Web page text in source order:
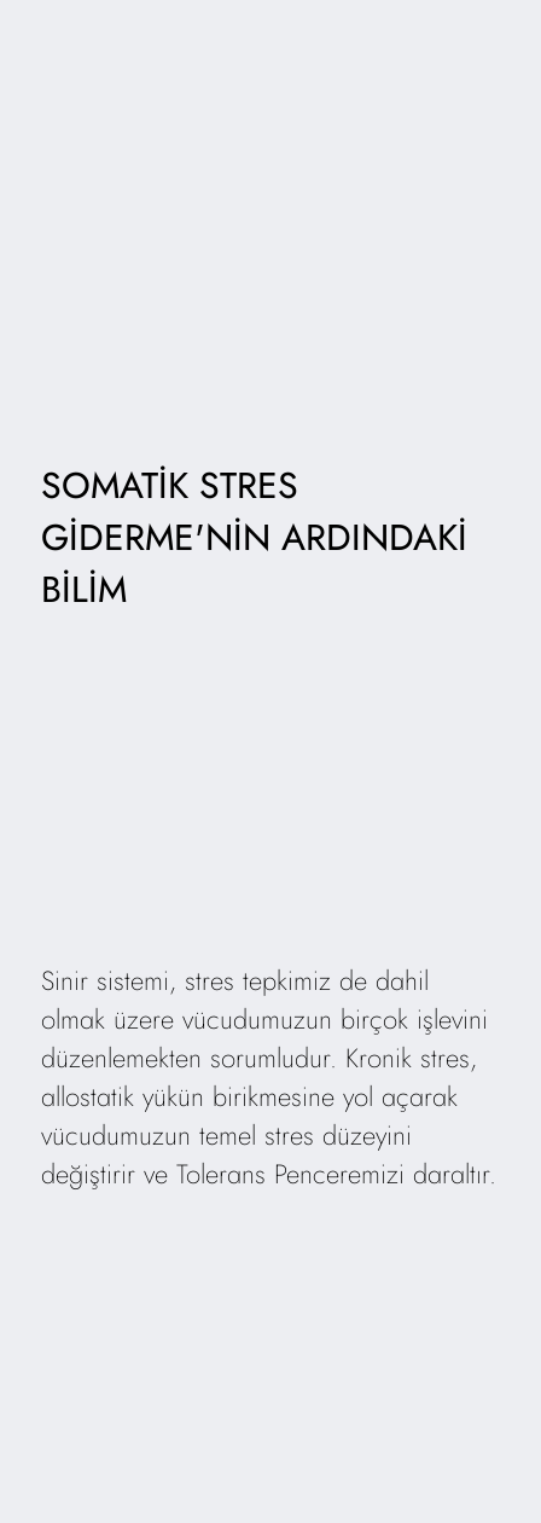
SOMATIK STRES
GIDERME'NIN ARDINDAKI
BILIM
Sinir sistemi, stres tepkimiz de dahil
olmak üzere vücudumuzun birçok işlevini
düzenlemekten sorumludur. Kronik stres,
allostatik yükün birikmesine yol açarak
vücudumuzun temel stres düzeyini
değiştirir ve Tolerans Penceremizi daraltır.